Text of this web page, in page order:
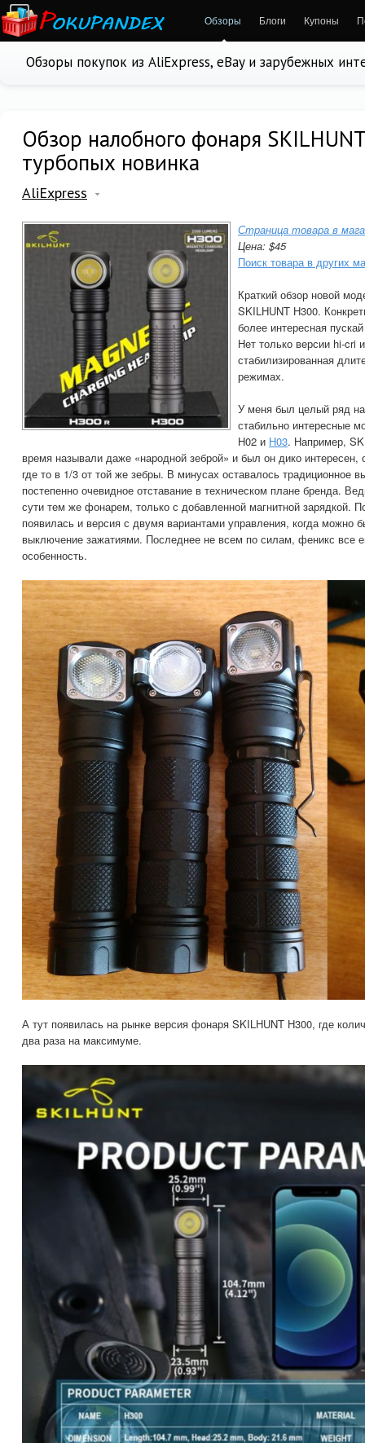
Обзоры Блоги Купоны
Обзоры покупок из AliExpress, eBay и зарубежных
Обзор налобного фонаря
турбопых новинка
AliExpress
Страница товара в
Цена: $45
Поиск товара в других
Краткий обзор новой
SKILHUNT H300.
более интересная
Нет только версии hi-cri
стабилизированная
режимах.
У меня был целый ряд
стабильно интересные
Н02 и Н03. Например,
время называли даже «народной зеброй» и был он дико интересен,
где то в 1/3 от той же зебры. В минусах оставалось традиционное
постепенно очевидное отставание в техническом плане бренда.
сути тем же фонарем, только с добавленной магнитной зарядкой.
появилась и версия с двумя вариантами управления, когда можно
выключение зажатиями. Последнее не всем по силам, феникс все
особенность.
А тут появилась на рынке версия фонаря SKILHUNT H300, где
два раза на максимуме.